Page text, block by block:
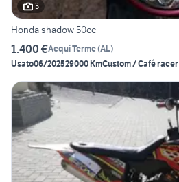
3
Honda shadow 50cc
1.400 €Acqui Terme(AL)
Usato06/202529000 KmCustom / Café racer